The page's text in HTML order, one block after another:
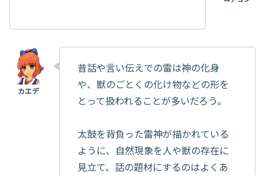
昔話や言い伝えでの雷は神の化身
や、獣のごとくの化け物などの形を
とって扱われることが多いだろう。
太鼓を背負った雷神が描かれている
ように、自然現象を人や獣の存在に
見立て、話の題材にするのはよくあ